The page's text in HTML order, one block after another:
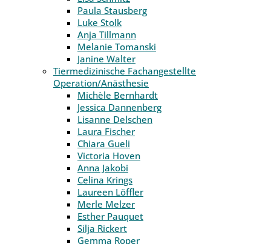
Paula Stausberg
Luke Stolk
Anja Tillmann
Melanie Tomanski
Janine Walter
Tiermedizinische Fachangestellte
Operation/Anästhesie
Michèle Bernhardt
Jessica Dannenberg
Lisanne Delschen
Laura Fischer
Chiara Gueli
Victoria Hoven
Anna Jakobi
Celina Krings
Laureen Löffler
Merle Melzer
Esther Pauquet
Silja Rickert
Gemma Roper